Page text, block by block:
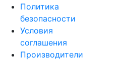
Политика
безопасности
Условия
соглашения
Производители